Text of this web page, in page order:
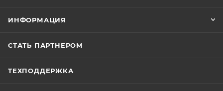
ИНФОРМАЦИЯ
СТАТЬ ПАРТНЕРОМ
ТЕХПОДДЕРЖКА